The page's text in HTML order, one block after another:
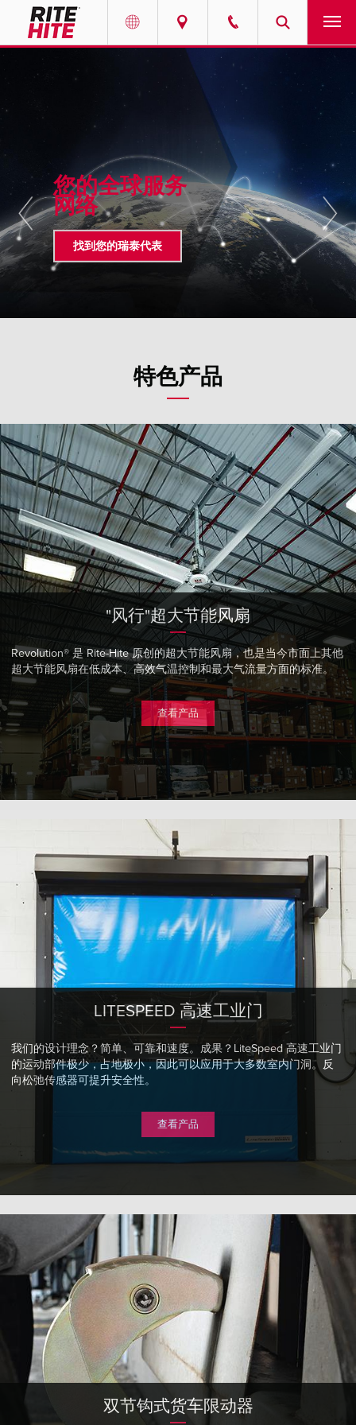
Select your location and language.
AMERICAS
Español
Portuguese
ASIA PACIFIC
English
中文
MIDDLE EAST/AFRICA
English
解决方案
走进瑞泰
联系我们
帮助
查找销售代表
您的全球服务
网络
找到您的瑞泰代表
特色产品
"风行"超大节能风扇
Revolution® 是 Rite-Hite 原创的超大节能风扇，也是当今市面上其他
超大节能风扇在低成本、高效气温控制和最大气流量方面的标准。
查看产品
LITESPEED 高速工业门
我们的设计理念？简单、可靠和速度。成果？LiteSpeed 高速工业门
的运动部件极少，占地极小，因此可以应用于大多数室内门洞。反
向松弛传感器可提升安全性。
查看产品
双节钩式货车限动器